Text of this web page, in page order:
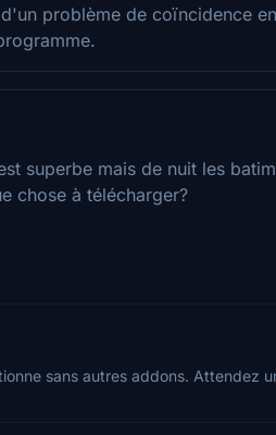
problème de coïncidence
superbe mais de nuit les
chose à télécharger?
sans autres addons. Attendez